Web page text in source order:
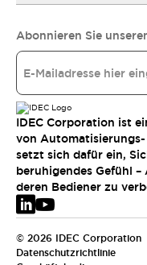
Abonnieren Sie
IDEC Corporation ist
von
setzt sich dafür ein,
beruhigendes Gefühl –
deren Bediener zu
© 2026 IDEC Corporation
Datenschutzrichtlinie